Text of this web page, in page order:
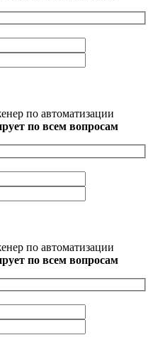
по автоматизации
по всем вопросам
по автоматизации
по всем вопросам